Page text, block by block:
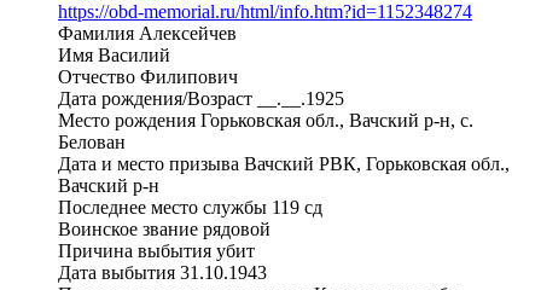
https://obd-memorial.ru/html/info.htm?id=1152348274
Фамилия Алексейчев
Имя Василий
Отчество Филипович
Дата рождения/Возраст __.__.1925
Место рождения Горьковская обл., Вачский р-н, с.
Белован
Дата и место призыва Вачский РВК, Горьковская обл.,
Вачский р-н
Последнее место службы 119 сд
Воинское звание рядовой
Причина выбытия убит
Дата выбытия 31.10.1943